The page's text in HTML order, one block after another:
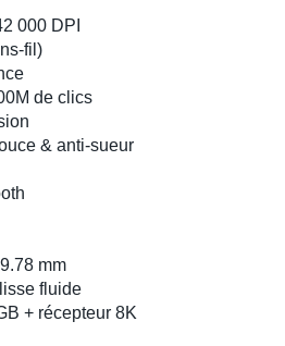
000 DPI
fil)
de clics
& anti-sueur
mm
fluide
+ récepteur 8K